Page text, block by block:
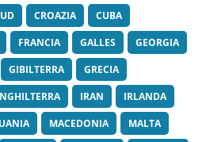
CROAZIA
CUBA
FRANCIA GALLES
GEORGIA
GIBILTERRA
GRECIA
IRAN
IRLANDA
MACEDONIA
MALTA